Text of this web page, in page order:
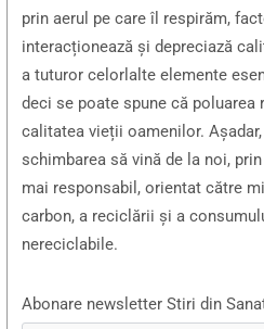
prin aerul pe care îl respirăm,
interacționează și depreciază
a tuturor celorlalte elemente
deci se poate spune că poluarea
calitatea vieții oamenilor.
schimbarea să vină de la noi,
mai responsabil, orientat către
carbon, a reciclării și a
nereciclabile.
Abonare newsletter Stiri din